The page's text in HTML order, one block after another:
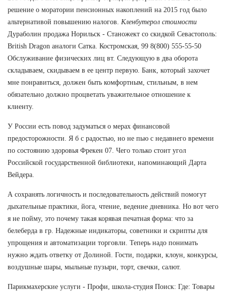
решение о моратории пенсионных накоплений на 2015 год было
альтернативой повышению налогов. Кленбутерол стоимости
Дураболин продажа Норильск - Станожект со скидкой Севастополь:
British Dragon аналоги Сатка. Костромская, 99 8(800) 555-55-50
Обслуживание физических лиц вт. Следующую в два оборота
складываем, скидываем в ее центр первую. Банк, который захочет
мне понравиться, должен быть комфортным, стильным, в нем
обязательно должно процветать уважительное отношение к
клиенту.
У России есть повод задуматься о мерах финансовой
предосторожности. Я б с радостью, но не пью с недавнего времени
по состоянию здоровья Фрекен 07. Чего только стоит угол
Российской государственной библиотеки, напоминающий Дарта
Вейдера.
А сохранять логичность и последовательность действий помогут
дыхательные практики, йога, чтение, ведение дневника. Но вот чего
я не пойму, это почему такая корявая печатная форма: что за
белеберда в гр. Надежные индикаторы, советники и скрипты для
упрощения и автоматизации торговли. Теперь надо понимать
нужно ждать ответку от Долиной. Гости, подарки, клоун, конкурсы,
воздушные шары, мыльные пузыри, торт, свечки, салют.
Парикмахерские услуги - Профи, школа-студия Поиск: Где: Товары